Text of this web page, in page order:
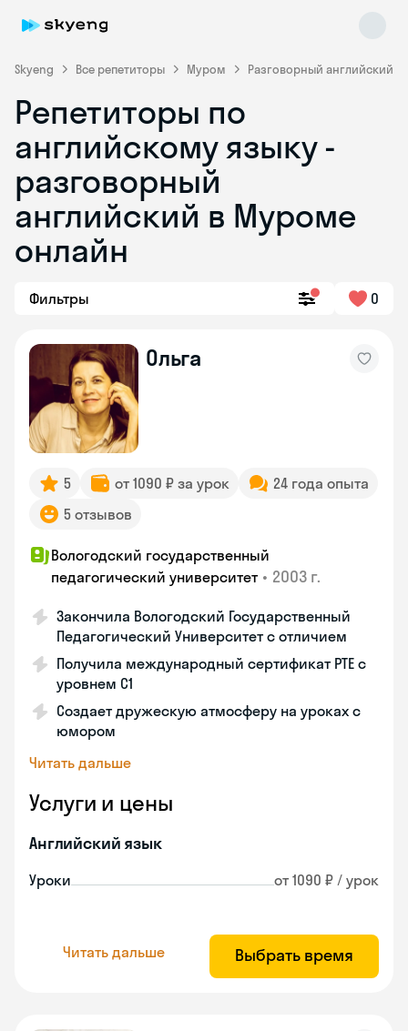
Skyeng Все репетиторы Муром Разговорный английский
Репетиторы по
английскому языку -
разговорный
английский в Муроме
онлайн
Фильтры 0
Ольга
5 от 1090 ₽ за урок
24 года опыта
5 отзывов
Вологодский государственный
педагогический университет • 2003 г.
Закончила Вологодский Государственный
Педагогический Университет с отличием
Получила международный сертификат PTE с
уровнем C1
Создает дружескую атмосферу на уроках с
юмором
Читать дальше
Услуги и цены
Английский язык
Уроки от 1090 ₽ / урок
Читать дальше Выбрать время
Skyeng Chat
online